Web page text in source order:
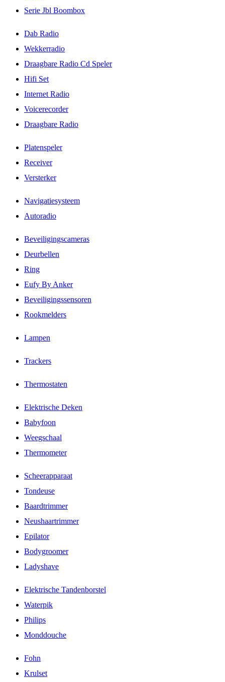
Serie Jbl Boombox
Dab Radio
Wekkerradio
Draagbare Radio Cd Speler
Hifi Set
Internet Radio
Voicerecorder
Draagbare Radio
Platenspeler
Receiver
Versterker
Navigatiesysteem
Autoradio
Beveiligingscameras
Deurbellen
Ring
Eufy By Anker
Beveiligingssensoren
Rookmelders
Lampen
Trackers
Thermostaten
Elektrische Deken
Babyfoon
Weegschaal
Thermometer
Scheerapparaat
Tondeuse
Baardtrimmer
Neushaartrimmer
Epilator
Bodygroomer
Ladyshave
Elektrische Tandenborstel
Waterpik
Philips
Monddouche
Fohn
Krulset